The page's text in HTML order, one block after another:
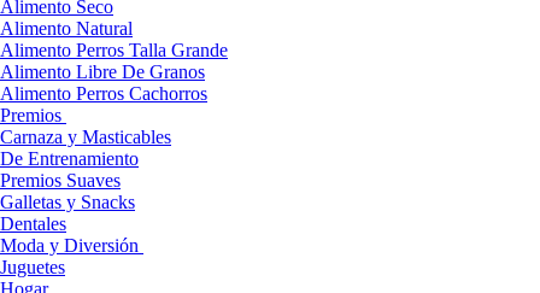
Alimento Seco
Alimento Natural
Alimento Perros Talla Grande
Alimento Libre De Granos
Alimento Perros Cachorros
Premios
Carnaza y Masticables
De Entrenamiento
Premios Suaves
Galletas y Snacks
Dentales
Moda y Diversión
Juguetes
Hogar